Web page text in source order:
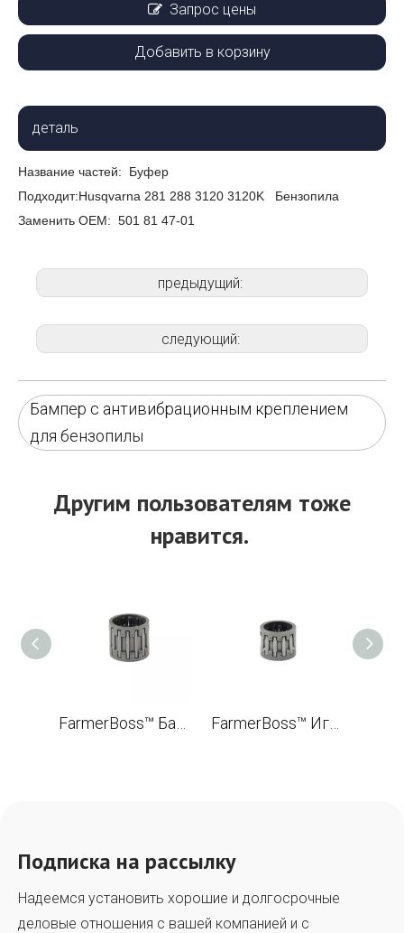
Запрос цены
Добавить в корзину
деталь
Название частей: Буфер
Подходит:Husqvarna 281 288 3120 3120K Бензопила
Заменить ОЕМ: 501 81 47-01
предыдущий:
следующий:
Бампер с антивибрационным креплением
для бензопилы
Другим пользователям тоже
нравится.
Подписка на рассылку
Надеемся установить хорошие и долгосрочные
деловые отношения с вашей компанией и с